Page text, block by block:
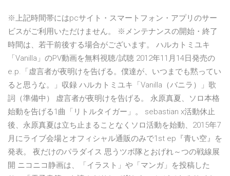
※上記時間帯にはpcサイト・スマートフォン・アプリのサー
ビスがご利用いただけません。 ※メンテナンスの開始・終了
時間は、若干前後する場合がございます。 ハルカトミユキ
「Vanilla」のPV動画を無料視聴/試聴 2012年11月14日発売の
e.p.「虚言者が夜明けを告げる。僕達が、いつまでも黙ってい
ると思うな。」収録 ハルカトミユキ「Vanilla（バニラ）」歌
詞（準備中） 虚言者が夜明けを告げる。 永原真夏、ソロ本格
始動を告げる1曲「リトルタイガー」。 sebastian x活動休止
後、永原真夏は立ち止まることなくソロ活動を始動、2015年7
月にライブ会場とオフィシャル通販のみで1st ep『青い空』を
発表。 夜だけのパラダイス 思うツボ隊とおげれ～つの戦線展
開 ニコニコ静画は、「イラスト」や「マンガ」を投稿した